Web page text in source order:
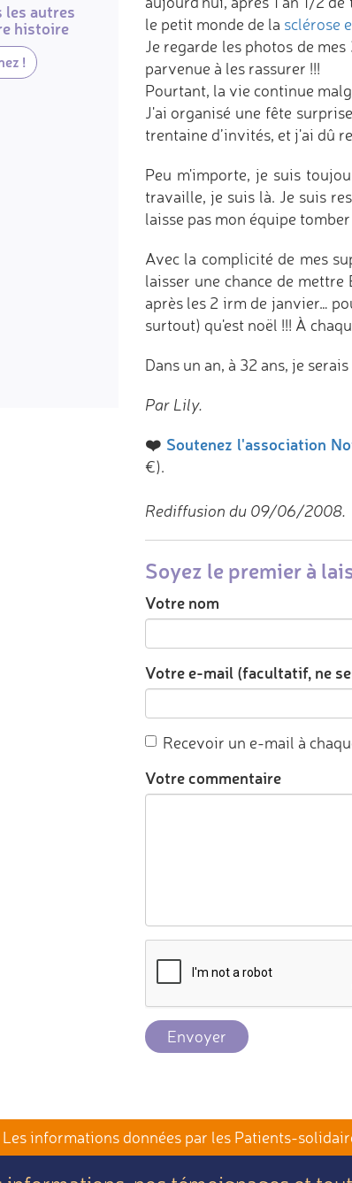
les autres
histoire
!
le petit monde de la sclérose
Je regarde les photos de
parvenue à les rassurer !!!
Pourtant, la vie continue
J'ai organisé une fête
trentaine d’invités, et j'ai dû
Peu m'importe, je suis
travaille, je suis là. Je suis
laisse pas mon équipe
Avec la complicité de mes
laisser une chance de
après les 2 irm de janvier…
surtout) qu'est noël !!! À
Dans un an, à 32 ans, je
Par Lily.
❤️ Soutenez l'association
€).
Rediffusion du 09/06/2008.
Soyez le premier à
Votre nom
Votre e-mail (facultatif, ne
Recevoir un e-mail à
Votre commentaire
Envoyer
Les informations données par les Patients-